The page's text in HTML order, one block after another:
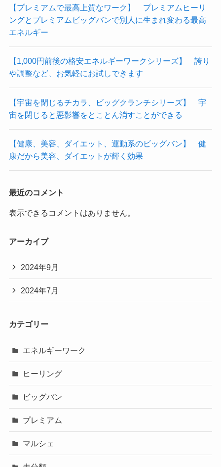
【プレミアムで最高上質なワーク】 プレミアムヒーリ
ングとプレミアムビッグバンで別人に生まれ変わる最高
エネルギー
【1,000円前後の格安エネルギーワークシリーズ】 誇り
や調整など、お気軽にお試しできます
【宇宙を閉じるチカラ、ビッグクランチシリーズ】 宇
宙を閉じると悪影響をとことん消すことができる
【健康、美容、ダイエット、運動系のビッグバン】 健
康だから美容、ダイエットが輝く効果
最近のコメント
表示できるコメントはありません。
アーカイブ
2024年9月
2024年7月
カテゴリー
エネルギーワーク
ヒーリング
ビッグバン
プレミアム
マルシェ